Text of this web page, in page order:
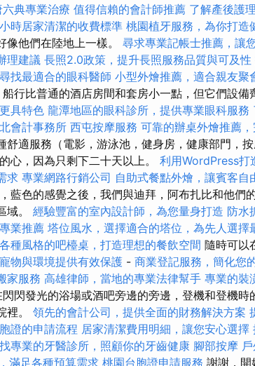
六典專業治療 值得信賴的會計師推薦 了解產後護
時居家清潔的收費標準 桃園植牙服務，為你打造
像他們在陸地上一樣。 尋求專業記帳士推薦，讓
理建議 長照2.0政策，提升長照服務品質與可及性
找最適合的眼科醫師 小型外燴推薦，適合親友聚
船行比普通的酒店房間和套房小一點，但它們設備
具特色 龍潭地區的眼科診所，提供專業眼科服務
會計事務所 西屯按摩服務 可靠的辦桌外燴推薦
舒適服務（電影，游泳池，健身房，健康部門，
心，因為只剩下二十天以上。 利用WordPress打
求 專業網路行銷公司 自助式餐點外燴，讓賓客自
藍色的感覺之後，我們與迪拜，阿布扎比和他們
域。 經驗豐富的室內設計師，為您量身打造 防水
業推薦 塔位風水，選擇適合的塔位，為先人選擇
各種風格的吧檯桌，打造理想的餐飲空間 隨時可以
物與環境提供有效保護 - 商業登記服務，簡化您
家服務 高雄律師，當地的專業法律幫手 專業的裝
閃閃發光的浴場或酒吧旁邊的旁邊，登機和登機時
裡。 領先的會計公司，提供全面的財務解決方案
證的申請流程 居家清潔費用明細，讓您安心選擇
專業的牙醫診所，照顧你的牙齒健康 腳部按摩
滿足各種預算需求 桃園台胞證申請服務 謝謝，開